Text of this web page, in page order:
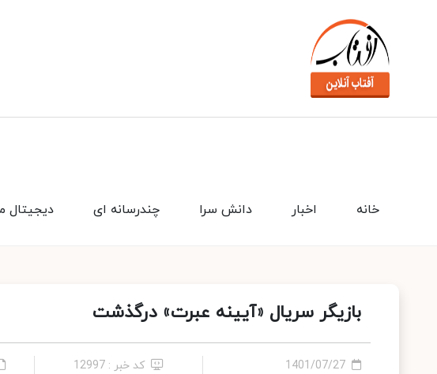
دیجیتال چندرسانه ای دانش سرا اخبار خانه
بازیگر سریال «آیینه عبرت» درگذشت
1401/07/27 کد خبر : 12997